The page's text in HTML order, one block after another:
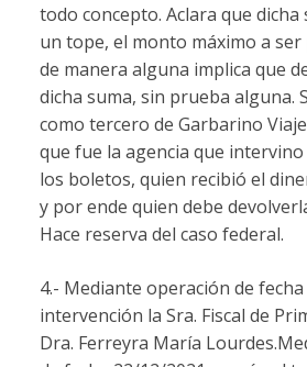
todo concepto. Aclara que
un tope, el monto máximo a
de manera alguna implica que
dicha suma, sin prueba alguna.
como tercero de Garbarino
que fue la agencia que
los boletos, quien recibió el
y por ende quien debe
Hace reserva del caso federal.
4.- Mediante operación de
intervención la Sra. Fiscal de
Dra. Ferreyra María